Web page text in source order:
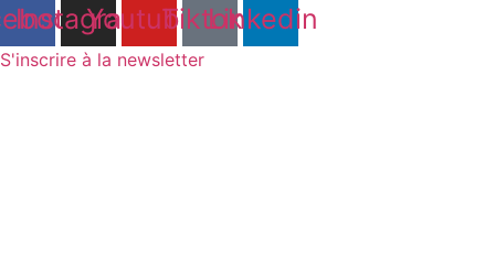
Instagram
YoutubeTiktokLinkedin
S'inscrire à la newsletter